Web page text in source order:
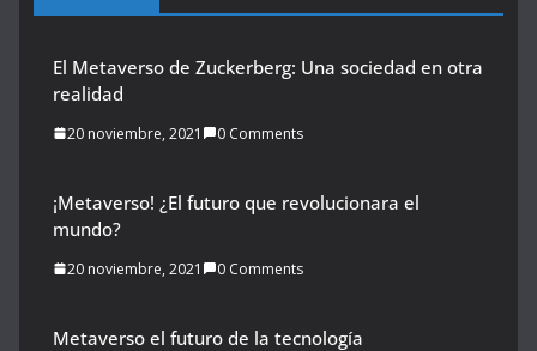
El Metaverso de Zuckerberg: Una sociedad en otra
realidad
20 noviembre, 2021 0 Comments
¡Metaverso! ¿El futuro que revolucionara el
mundo?
20 noviembre, 2021 0 Comments
Metaverso el futuro de la tecnología